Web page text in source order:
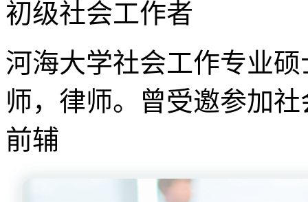
初级社会工作者
河海大学社会工作专业
师，律师。曾受邀参加
前辅